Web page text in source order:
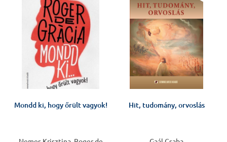
Mondd ki, hogy őrült vagyok! Hit, tudomány, orvoslás